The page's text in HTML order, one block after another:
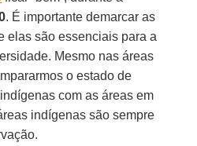
. É importante demarcar as
elas são essenciais para a
Mesmo nas áreas
o estado de
com as áreas em
indígenas são sempre